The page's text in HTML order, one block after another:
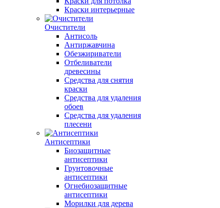
Краски интерьерные
Очистители
Антисоль
Антиржавчина
Обезжириватели
Отбеливатели
древесины
Средства для снятия
краски
Средства для удаления
обоев
Средства для удаления
плесени
Антисептики
Биозащитные
антисептики
Грунтовочные
антисептики
Огнебиозащитные
антисептики
Морилки для дерева